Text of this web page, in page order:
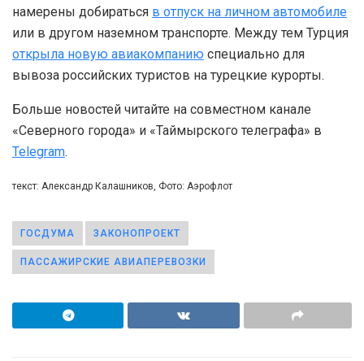
намерены добираться в отпуск на личном автомобиле
или в другом наземном транспорте. Между тем Турция
открыла новую авиакомпанию специально для
вывоза российских туристов на турецкие курорты.
Больше новостей читайте на совместном канале
«Северного города» и «Таймырского телеграфа» в
Telegram.
текст: Александр Калашников, Фото: Аэрофлот
ГОСДУМА ЗАКОНОПРОЕКТ
ПАССАЖИРСКИЕ АВИАПЕРЕВОЗКИ